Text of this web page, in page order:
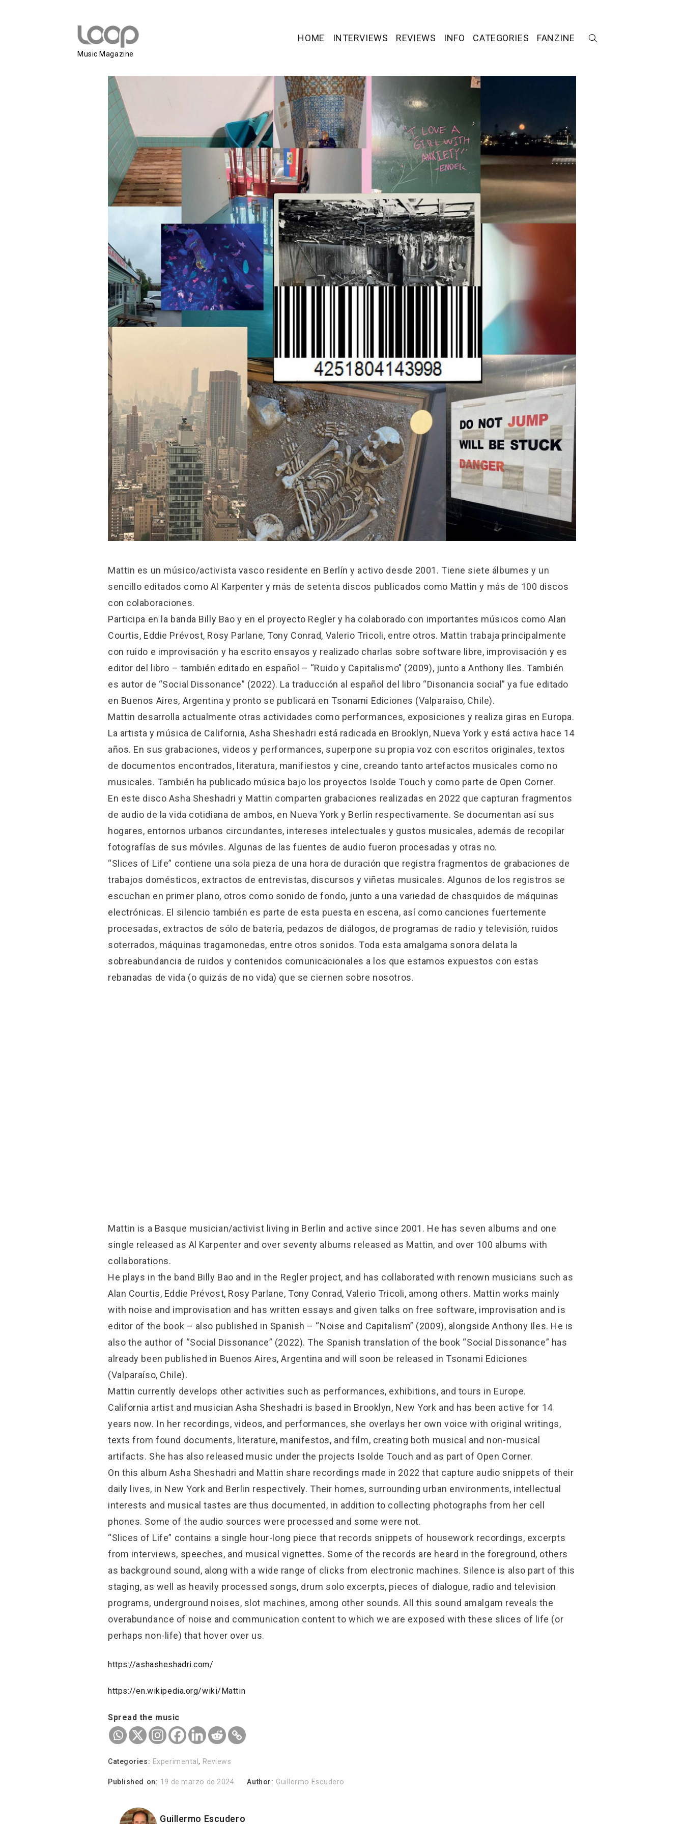
Music Magazine
HOME INTERVIEWS REVIEWS INFO CATEGORIES FANZINE
Mattin & Asha Sheshadri
Mattin es un músico/activista vasco residente en Berlín y activo desde 2001. Tiene siete álbumes y un
sencillo editados como Al Karpenter y más de setenta discos publicados como Mattin y más de 100 discos
con colaboraciones.
Participa en la banda Billy Bao y en el proyecto Regler y ha colaborado con importantes músicos como Alan
Courtis, Eddie Prévost, Rosy Parlane, Tony Conrad, Valerio Tricoli, entre otros. Mattin trabaja principalmente
con ruido e improvisación y ha escrito ensayos y realizado charlas sobre software libre, improvisación y es
editor del libro – también editado en español – “Ruido y Capitalismo” (2009), junto a Anthony Iles. También
es autor de “Social Dissonance” (2022). La traducción al español del libro “Disonancia social” ya fue editado
en Buenos Aires, Argentina y pronto se publicará en Tsonami Ediciones (Valparaíso, Chile).
Mattin desarrolla actualmente otras actividades como performances, exposiciones y realiza giras en Europa.
La artista y música de California, Asha Sheshadri está radicada en Brooklyn, Nueva York y está activa hace 14
años. En sus grabaciones, videos y performances, superpone su propia voz con escritos originales, textos
de documentos encontrados, literatura, manifiestos y cine, creando tanto artefactos musicales como no
musicales. También ha publicado música bajo los proyectos Isolde Touch y como parte de Open Corner.
En este disco Asha Sheshadri y Mattin comparten grabaciones realizadas en 2022 que capturan fragmentos
de audio de la vida cotidiana de ambos, en Nueva York y Berlín respectivamente. Se documentan así sus
hogares, entornos urbanos circundantes, intereses intelectuales y gustos musicales, además de recopilar
fotografías de sus móviles. Algunas de las fuentes de audio fueron procesadas y otras no.
“Slices of Life” contiene una sola pieza de una hora de duración que registra fragmentos de grabaciones de
trabajos domésticos, extractos de entrevistas, discursos y viñetas musicales. Algunos de los registros se
escuchan en primer plano, otros como sonido de fondo, junto a una variedad de chasquidos de máquinas
electrónicas. El silencio también es parte de esta puesta en escena, así como canciones fuertemente
procesadas, extractos de sólo de batería, pedazos de diálogos, de programas de radio y televisión, ruidos
soterrados, máquinas tragamonedas, entre otros sonidos. Toda esta amalgama sonora delata la
sobreabundancia de ruidos y contenidos comunicacionales a los que estamos expuestos con estas
rebanadas de vida (o quizás de no vida) que se ciernen sobre nosotros.
Mattin is a Basque musician/activist living in Berlin and active since 2001. He has seven albums and one
single released as Al Karpenter and over seventy albums released as Mattin, and over 100 albums with
collaborations.
He plays in the band Billy Bao and in the Regler project, and has collaborated with renown musicians such as
Alan Courtis, Eddie Prévost, Rosy Parlane, Tony Conrad, Valerio Tricoli, among others. Mattin works mainly
with noise and improvisation and has written essays and given talks on free software, improvisation and is
editor of the book – also published in Spanish – “Noise and Capitalism” (2009), alongside Anthony Iles. He is
also the author of “Social Dissonance” (2022). The Spanish translation of the book “Social Dissonance” has
already been published in Buenos Aires, Argentina and will soon be released in Tsonami Ediciones
(Valparaíso, Chile).
Mattin currently develops other activities such as performances, exhibitions, and tours in Europe.
California artist and musician Asha Sheshadri is based in Brooklyn, New York and has been active for 14
years now. In her recordings, videos, and performances, she overlays her own voice with original writings,
texts from found documents, literature, manifestos, and film, creating both musical and non-musical
artifacts. She has also released music under the projects Isolde Touch and as part of Open Corner.
On this album Asha Sheshadri and Mattin share recordings made in 2022 that capture audio snippets of their
daily lives, in New York and Berlin respectively. Their homes, surrounding urban environments, intellectual
interests and musical tastes are thus documented, in addition to collecting photographs from her cell
phones. Some of the audio sources were processed and some were not.
“Slices of Life” contains a single hour-long piece that records snippets of housework recordings, excerpts
from interviews, speeches, and musical vignettes. Some of the records are heard in the foreground, others
as background sound, along with a wide range of clicks from electronic machines. Silence is also part of this
staging, as well as heavily processed songs, drum solo excerpts, pieces of dialogue, radio and television
programs, underground noises, slot machines, among other sounds. All this sound amalgam reveals the
overabundance of noise and communication content to which we are exposed with these slices of life (or
perhaps non-life) that hover over us.
https://ashasheshadri.com/
https://en.wikipedia.org/wiki/Mattin
Spread the music
Categories: Experimental, Reviews
Published on: 19 de marzo de 2024 Author: Guillermo Escudero
Guillermo Escudero